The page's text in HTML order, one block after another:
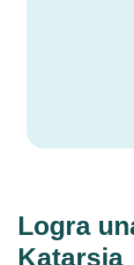
Logra
Katarsia